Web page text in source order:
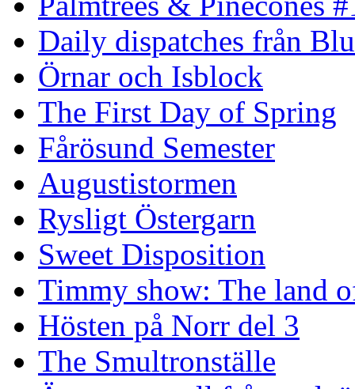
Daily dispatches från
Örnar och Isblock
The First Day of Spring
Fårösund Semester
Augustistormen
Rysligt Östergarn
Sweet Disposition
Timmy show: The land
Hösten på Norr del 3
The Smultronställe